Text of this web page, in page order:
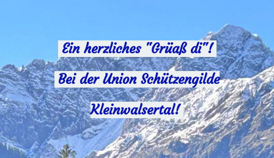
Ein herzliches "Grüaß di"!
Bei der Union Schützengilde
Kleinwalsertal!